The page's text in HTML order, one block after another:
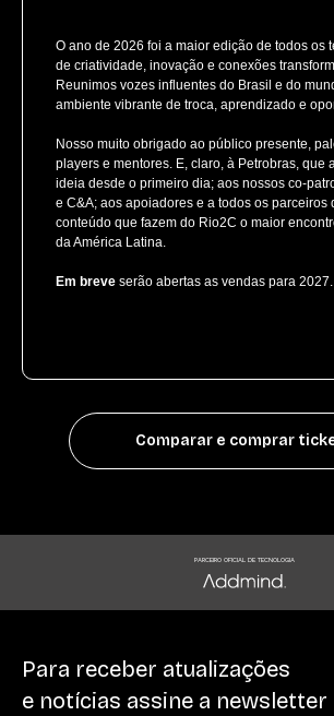
O ano de 2026 foi a maior edição de todos os
de criatividade, inovação e conexões
Reunimos vozes influentes do Brasil e do
ambiente vibrante de troca, aprendizado e
Nosso muito obrigado ao público presente,
players e mentores. E, claro, à Petrobras, que
ideia desde o primeiro dia; aos nossos co-
e C&A; aos apoiadores e a todos os parceiros
conteúdo que fazem do Rio2C o maior
da América Latina.
Em breve serão abertas as vendas para 2027.
Comparar e comprar
PARCEIRO OFICIAL DE TECNOLOGIA
Para receber atualizações
e notícias assine a newsletter